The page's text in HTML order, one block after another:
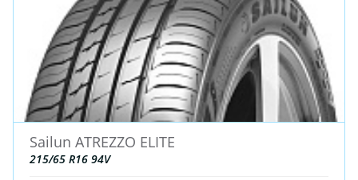
ДЛЯ ГРУЗОВЫХ АВТО
ДЛЯ ЛЕГКОВЫХ АВТО
ШИНЫ
ДИСКИ
Sailun ATREZZO ELITE
215/65 R16 94V